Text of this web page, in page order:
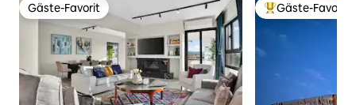
Gäste-Favorit
Gäste-Favorit Beliebter Gäste-
Gäste-Favorit